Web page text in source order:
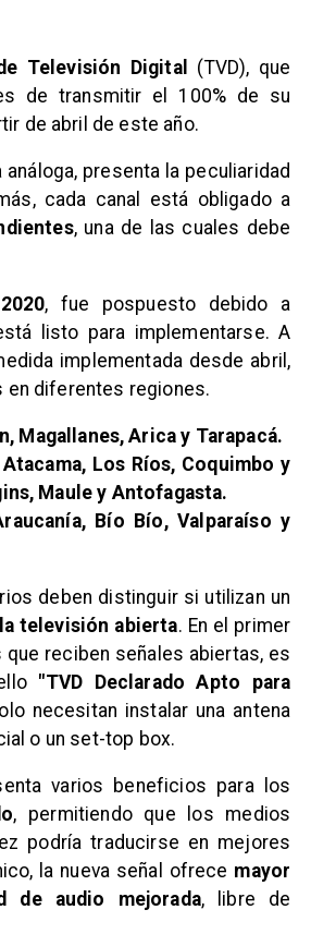
Televisión Digital (TVD), que
de transmitir el 100% de su
de abril de este año.
presenta la peculiaridad
cada canal está obligado a
, una de las cuales debe
, fue pospuesto debido a
listo para implementarse. A
implementada desde abril,
en diferentes regiones.
Magallanes, Arica y Tarapacá.
Atacama, Los Ríos, Coquimbo y
Maule y Antofagasta.
Bío Bío, Valparaíso y
deben distinguir si utilizan un
televisión abierta. En el primer
reciben señales abiertas, es
"TVD Declarado Apto para
necesitan instalar una antena
o un set-top box.
varios beneficios para los
, permitiendo que los medios
podría traducirse en mejores
la nueva señal ofrece mayor
de audio mejorada, libre de